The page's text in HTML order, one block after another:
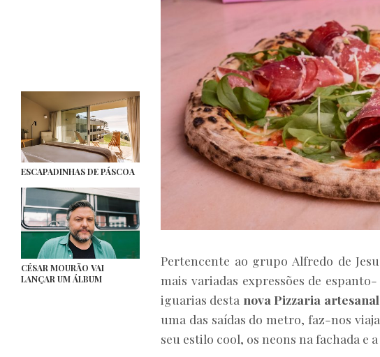
ESCAPADINHAS DE PÁSCOA
CÉSAR MOURÃO VAI
LANÇAR UM ÁLBUM
Pertencente ao grupo Alfredo de
mais variadas expressões de
iguarias desta nova Pizzaria
uma das saídas do metro, faz-nos
seu estilo cool, os neons na fachada